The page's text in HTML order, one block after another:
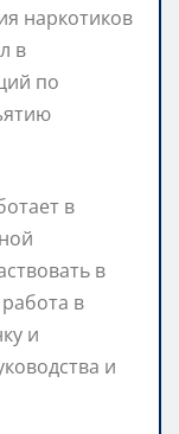
наркотиков
в
по
в
в
в
и
и